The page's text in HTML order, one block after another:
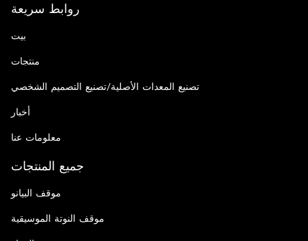
روابط سريعة
بيت
منتجات
تصنيع المعدات الأصلية/تصنيع التصميم الشخصي
أخبار
معلومات عنا
جميع المنتجات
موقف البيانو
موقف النوتة الموسيقية